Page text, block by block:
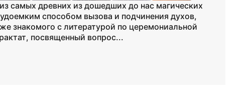
самых древних из дошедших до нас магических
способом вызова и подчинения духов,
знакомого с литературой по церемониальной
посвященный вопрос...